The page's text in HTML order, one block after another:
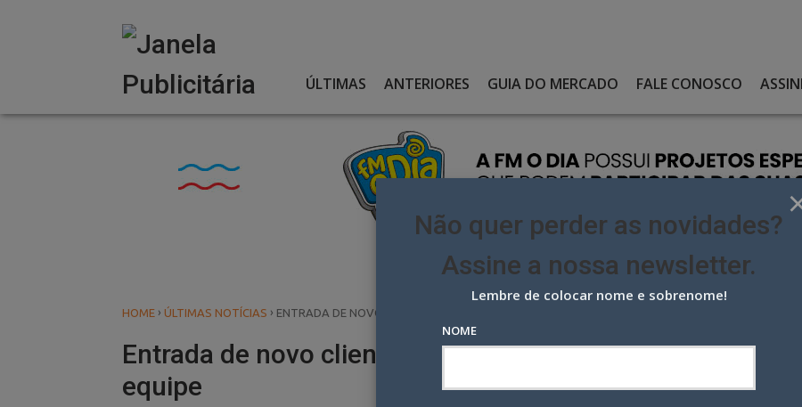
ÚLTIMAS ANTERIORES GUIA DO MERCADO FALE CONOSCO
HOME › ÚLTIMAS NOTÍCIAS › ENTRADA DE NOVO CLIENTE LEVA WIDE A AMPLIAR SUA EQUIPE
Entrada de novo cliente leva Wide a ampliar sua
equipe
Não quer perder as novidades?
Assine a nossa newsletter.
Lembre de colocar nome e sobrenome!
NOME